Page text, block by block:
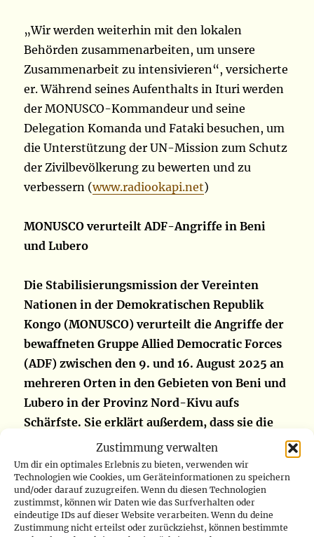
Zustimmung verwalten
Um dir ein optimales Erlebnis zu bieten, verwenden wir
Technologien wie Cookies, um Geräteinformationen zu speichern
und/oder darauf zuzugreifen. Wenn du diesen Technologien
zustimmst, können wir Daten wie das Surfverhalten oder
eindeutige IDs auf dieser Website verarbeiten. Wenn du deine
Zustimmung nicht erteilst oder zurückziehst, können bestimmte
„Wir werden weiterhin mit den lokalen
Behörden zusammenarbeiten, um unsere
Zusammenarbeit zu intensivieren“, versicherte
er. Während seines Aufenthalts in Ituri werden
der MONUSCO-Kommandeur und seine
Delegation Komanda und Fataki besuchen, um
die Unterstützung der UN-Mission zum Schutz
der Zivilbevölkerung zu bewerten und zu
verbessern (www.radiookapi.net)
MONUSCO verurteilt ADF-Angriffe in Beni
und Lubero
Die Stabilisierungsmission der Vereinten
Nationen in der Demokratischen Republik
Kongo (MONUSCO) verurteilt die Angriffe der
bewaffneten Gruppe Allied Democratic Forces
(ADF) zwischen den 9. und 16. August 2025 an
mehreren Orten in den Gebieten von Beni und
Lubero in der Provinz Nord-Kivu aufs
Schärfste. Sie erklärt außerdem, dass sie die
Behörden beim Schutz der Zivilbevölkerung
verstärkt unterstützt.
Diese Angriffe, so die UN-Mission in einer
Erklärung vom Montag, den 18. August,